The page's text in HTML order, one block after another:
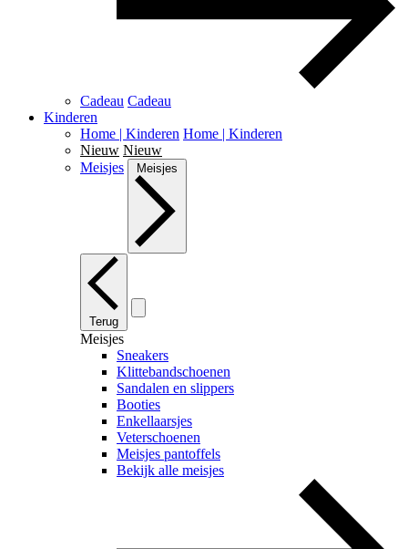
Cadeau Cadeau
Kinderen
Home | Kinderen Home | Kinderen
Nieuw Nieuw
Meisjes
Meisjes
Terug
Meisjes
Sneakers
Klittebandschoenen
Sandalen en slippers
Booties
Enkellaarsjes
Veterschoenen
Meisjes pantoffels
Bekijk alle meisjes